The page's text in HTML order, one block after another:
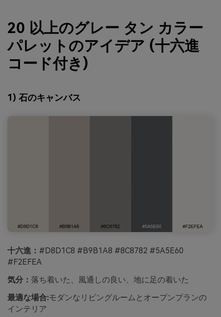
20 以上のグレー タン カラー
パレットのアイデア (十六進
コード付き)
1) 石のキャンバス
十六進： #D8D1C8 #B9B1A8 #8C8782 #5A5E60
#F2EFEA
気分： 落ち着いた、風通しの良い、地に足の着いた
最適な場合:モダンなリビングルームとオープンプランの
インテリア